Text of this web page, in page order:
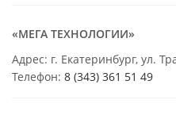
«МЕГА ТЕХНОЛОГИИ»
Адрес: г. Екатеринбург, ул.
Телефон: 8 (343) 361 51 49